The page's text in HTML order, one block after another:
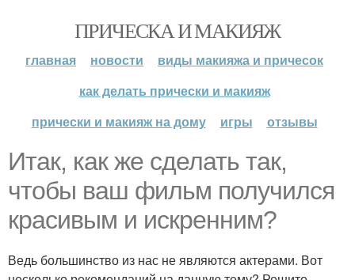
ПРИЧЕСКА И МАКИЯЖ
главная новости
виды макияжа и причесок
как делать прически и макияж
прически и макияж на дому
игры отзывы
Итак, как же сделать так,
чтобы ваш фильм получился
красивым и искренним?
Ведь большинство из нас не являются актерами. Вот